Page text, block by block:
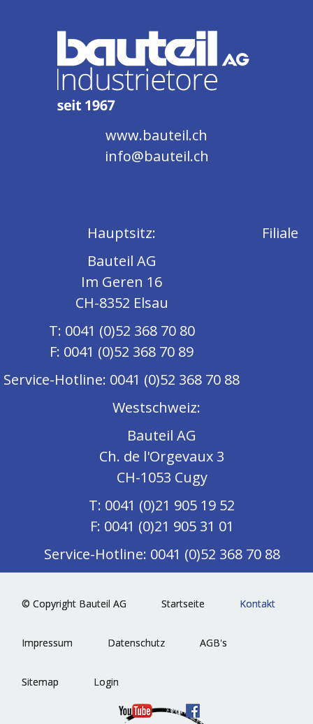
www.bauteil.ch
info@bauteil.ch
Hauptsitz:
Bauteil AG
Im Geren 16
CH-8352 Elsau
T: 0041 (0)52 368 70 80
F: 0041 (0)52 368 70 89
Service-Hotline: 0041 (0)52 368 70 88
Filiale
Westschweiz:
Bauteil AG
Ch. de l'Orgevaux 3
CH-1053 Cugy
T: 0041 (0)21 905 19 52
F: 0041 (0)21 905 31 01
Service-Hotline: 0041 (0)52 368 70 88
© Copyright Bauteil AG Startseite Kontakt
Impressum Datenschutz AGB's
Sitemap Login